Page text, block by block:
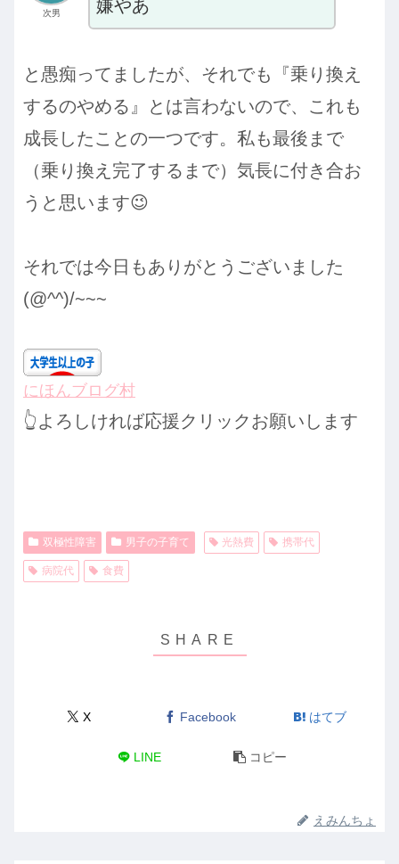
次男 嫌やあ
と愚痴ってましたが、それでも『乗り換え
するのやめる』とは言わないので、これも
成長したことの一つです。私も最後まで
（乗り換え完了するまで）気長に付き合お
うと思います😉
それでは今日もありがとうございました
(@^^)/~~~
にほんブログ村
👆️よろしければ応援クリックお願いします
双極性障害 男子の子育て 光熱費 携帯代
病院代 食費
X Facebook はてブ
LINE コピー
えみんちょ